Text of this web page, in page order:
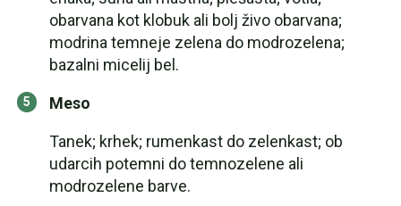
obarvana kot klobuk ali bolj živo obarvana;
modrina temneje zelena do modrozelena;
bazalni micelij bel.
Meso
Tanek; krhek; rumenkast do zelenkast; ob
udarcih potemni do temnozelene ali
modrozelene barve.